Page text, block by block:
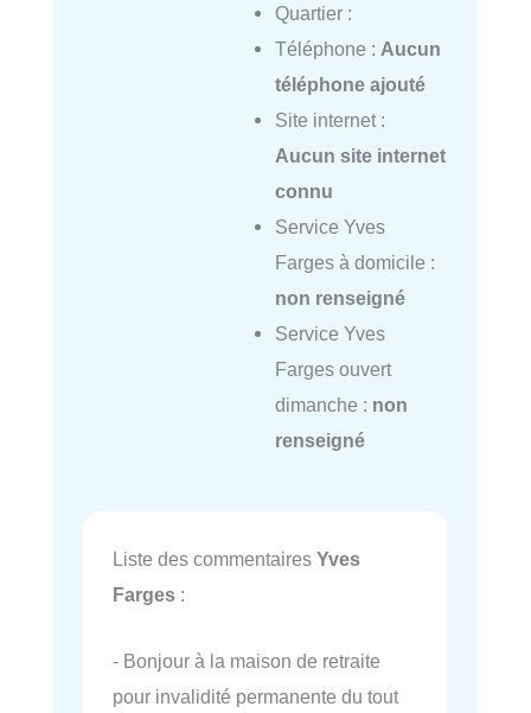
Quartier :
Téléphone : Aucun
téléphone ajouté
Site internet :
Aucun site internet
connu
Service Yves
Farges à domicile :
non renseigné
Service Yves
Farges ouvert
dimanche : non
renseigné
Liste des commentaires Yves
Farges :
- Bonjour à la maison de retraite
pour invalidité permanente du tout